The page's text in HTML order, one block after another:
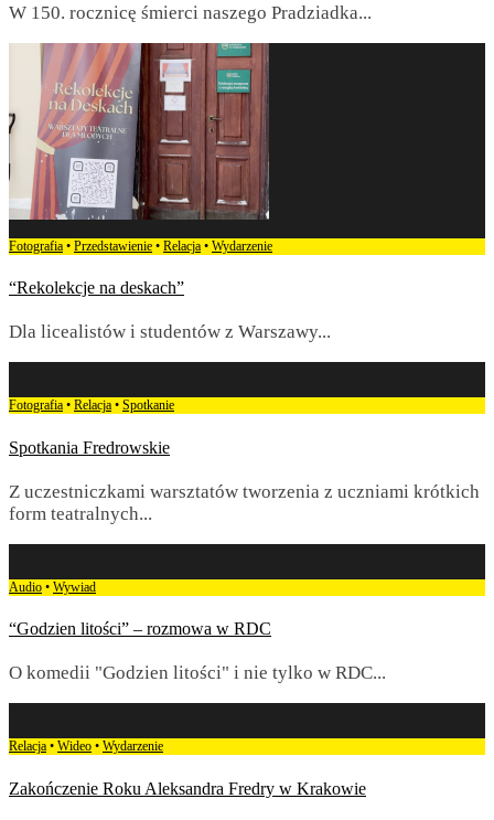
W 150. rocznicę śmierci naszego Pradziadka...
Fotografia • Przedstawienie • Relacja • Wydarzenie
“Rekolekcje na deskach”
Dla licealistów i studentów z Warszawy...
Fotografia • Relacja • Spotkanie
Spotkania Fredrowskie
Z uczestniczkami warsztatów tworzenia z uczniami krótkich
form teatralnych...
Audio • Wywiad
“Godzien litości” – rozmowa w RDC
O komedii "Godzien litości" i nie tylko w RDC...
Relacja • Wideo • Wydarzenie
Zakończenie Roku Aleksandra Fredry w Krakowie